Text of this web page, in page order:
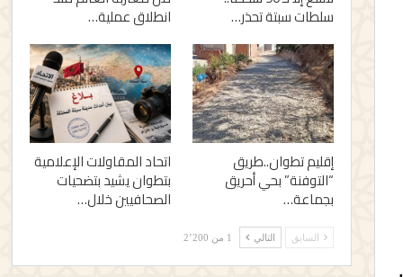
سلطات سبتة تحذر… انطلاق عملية…
إقليم تطوان..طريق
“التوفنة” بحي أحريق
بجماعة…
اتحاد المقاولات الإعلامية
بتطوان يشيد بتضحيات
الصحافيين خلال…
السابق التالي 1 من 2٬200